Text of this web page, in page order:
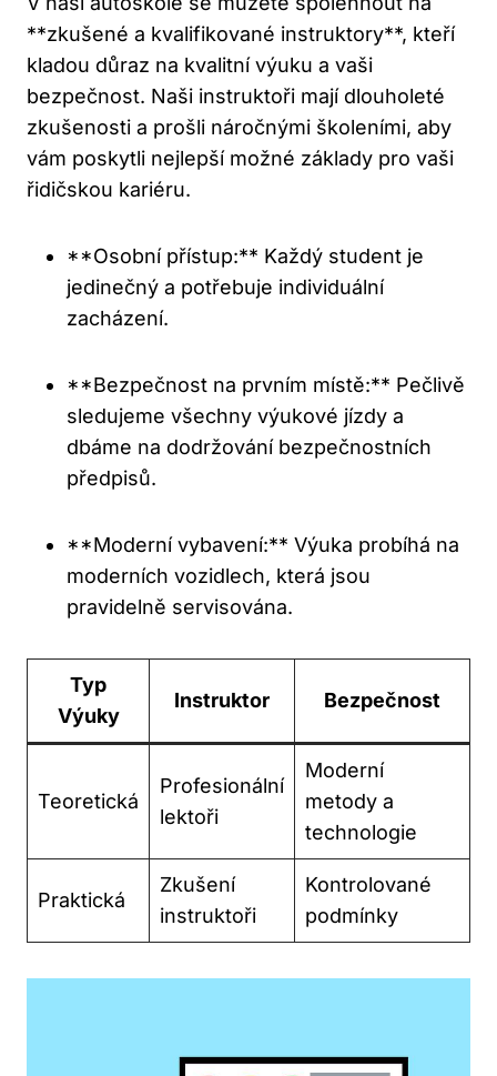
**zkušené a kvalifikované instruktory**, kteří
kladou důraz na kvalitní výuku a vaši
bezpečnost. Naši instruktoři mají dlouholeté
zkušenosti a prošli náročnými školeními, aby
vám poskytli nejlepší možné základy pro vaši
řidičskou kariéru.
**Osobní přístup:** Každý student je
jedinečný a potřebuje individuální
zacházení.
**Bezpečnost na prvním místě:** Pečlivě
sledujeme všechny výukové jízdy a
dbáme na dodržování bezpečnostních
předpisů.
**Moderní vybavení:** Výuka probíhá na
moderních vozidlech, která jsou
pravidelně servisována.
Typ
Výuky
Instruktor Bezpečnost
Teoretická
Profesionální
lektoři
Moderní
metody a
technologie
Praktická
Zkušení
instruktoři
Kontrolované
podmínky